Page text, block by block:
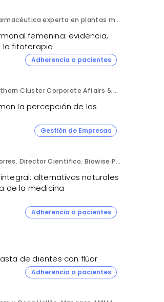
Florencia Fasanella. Farmacéutica experta en plantas medicinales.
femenina: evidencia,
la fitoterapia
Adherencia a pacientes
Ángela González. Southern Cluster Corporate Affairs & Patient Partnership Director. Kyowa Kirin.
la percepción de las
Gestión de Empresas
José María Sánchez Torres. Director Científico. Biowise Pharmaceuticals.
alternativas naturales
de la medicina
Adherencia a pacientes
de dientes con flúor
Adherencia a pacientes